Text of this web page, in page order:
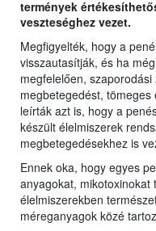
termények
veszteséghez vezet.
Megfigyelték, hogy a
visszautasítják, és ha
megfelelően,
megbetegedést,
leírták azt is, hogy a
készült élelmiszerek
megbetegedésekhez is
Ennek oka, hogy egyes
anyagokat, mikotoxinokat
élelmiszerekben
méreganyagok közé